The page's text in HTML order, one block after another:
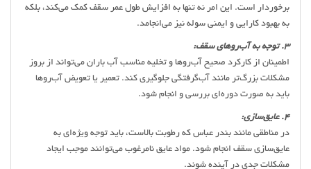
برخوردار است. این امر نه تنها به افزایش طول عمر سقف کمک می‌کند، بلکه
به بهبود کارایی و ایمنی سوله نیز می‌انجامد.
3. توجه به آب‌روهای سقف:
اطمینان از کارکرد صحیح آب‌روها و تخلیه مناسب آب باران می‌تواند از بروز
مشکلات بزرگ‌تر مانند آب‌گرفتگی جلوگیری کند. تعمیر یا تعویض آب‌روها
باید به صورت دوره‌ای بررسی و انجام شود.
4. عایق‌سازی:
در مناطقی مانند بندر عباس که رطوبت بالاست، باید توجه ویژه‌ای به
عایق‌سازی سقف انجام شود. مواد عایق نامرغوب می‌توانند موجب ایجاد
مشکلات جدی در آینده شوند.